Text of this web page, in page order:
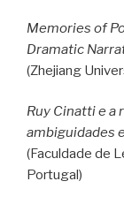
Memories of
Dramatic
(Zhejiang
Ruy Cinatti e a
ambiguidades
(Faculdade de
Portugal)